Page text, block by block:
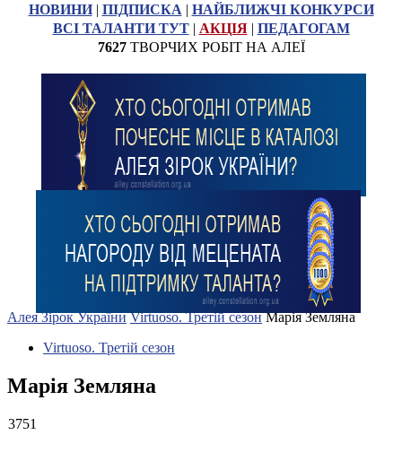
НОВИНИ| ПІДПИСКА | НАЙБЛИЖЧІ КОНКУРСИ
ВСІ ТАЛАНТИ ТУТ| АКЦІЯ| ПЕДАГОГАМ
7627ТВОРЧИХ РОБІТ НА АЛЕЇ
Алея Зірок України Virtuoso. Третій сезон Марія Земляна
Virtuoso. Третій сезон
Марія Земляна
3751